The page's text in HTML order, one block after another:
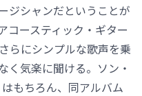
ジシャンだということが
コースティック・ギター
らにシンプルな歌声を乗
く気楽に聞ける。ソン・
もちろん、同アルバム